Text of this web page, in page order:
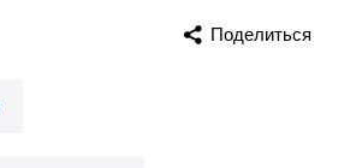
Поделиться